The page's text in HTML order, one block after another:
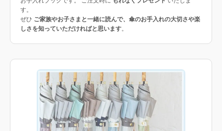
す。
ぜひ ご家族やお子さまと一緒に読んで、傘のお手入れの大切さや楽
しさを知っていただければと思います。